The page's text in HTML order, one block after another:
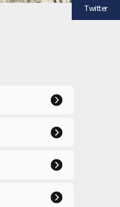
Twitter